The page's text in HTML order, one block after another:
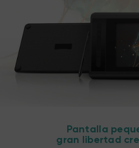
Pantalla
gran libertad